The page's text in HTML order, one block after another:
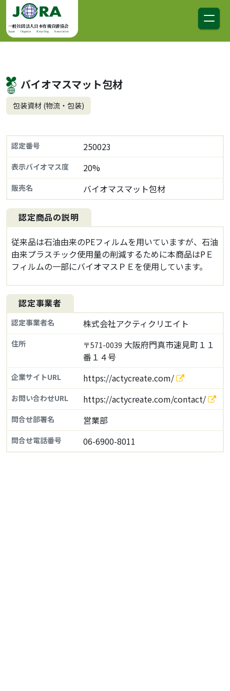
コンテンツへスキップ
メインナビゲーション
一般社団法人日本有機資源協会
Japan Organics Recycling Association
バイオマスマット包材
包装資材 (物流・包装)
認定番号 250023
表示バイオマス度 20%
販売名 バイオマスマット包材
認定商品の説明
従来品は石油由来のPEフィルムを用いていますが、石油
由来プラスチック使用量の削減するために本商品はPＥ
フィルムの一部にバイオマスＰＥを使用しています。
認定事業者
認定事業者名 株式会社アクティクリエイト
住所 〒571-0039 大阪府門真市速見町１１
番１４号
企業サイトURL https://actycreate.com/
お問い合わせURL https://actycreate.com/contact/
問合せ部署名 営業部
問合せ電話番号 06-6900-8011